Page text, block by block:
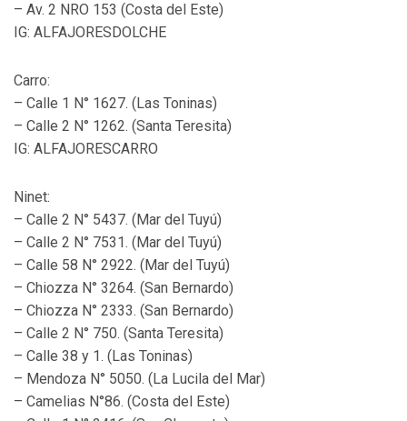
– Av. 2 NRO 153 (Costa del Este)
IG: ALFAJORESDOLCHE
Carro:
– Calle 1 N° 1627. (Las Toninas)
– Calle 2 N° 1262. (Santa Teresita)
IG: ALFAJORESCARRO
Ninet:
– Calle 2 N° 5437. (Mar del Tuyú)
– Calle 2 N° 7531. (Mar del Tuyú)
– Calle 58 N° 2922. (Mar del Tuyú)
– Chiozza N° 3264. (San Bernardo)
– Chiozza N° 2333. (San Bernardo)
– Calle 2 N° 750. (Santa Teresita)
– Calle 38 y 1. (Las Toninas)
– Mendoza N° 5050. (La Lucila del Mar)
– Camelias N°86. (Costa del Este)